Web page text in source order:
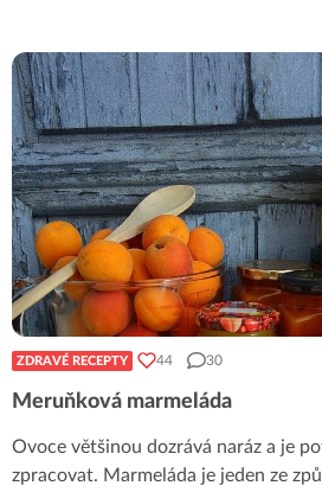
ZDRAVÉ RECEPTY 44 30
Meruňková marmeláda
Ovoce většinou dozrává naráz a je
zpracovat. Marmeláda je jeden ze